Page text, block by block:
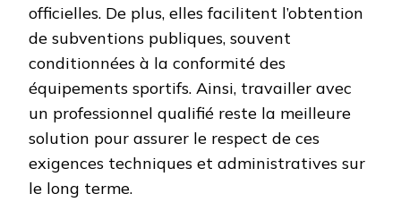
officielles. De plus, elles facilitent l’obtention
de subventions publiques, souvent
conditionnées à la conformité des
équipements sportifs. Ainsi, travailler avec
un professionnel qualifié reste la meilleure
solution pour assurer le respect de ces
exigences techniques et administratives sur
le long terme.